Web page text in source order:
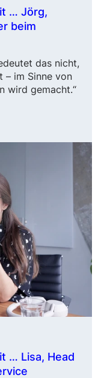
… Jörg,
beim
das nicht,
– im Sinne von
wird gemacht.“
… Lisa, Head